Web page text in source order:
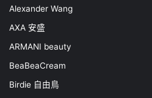
Alexander Wang
AXA 安盛
ARMANI beauty
BeaBeaCream
Birdie 自由鳥